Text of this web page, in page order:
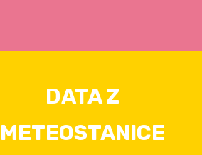
DATA Z
METEOSTANICE